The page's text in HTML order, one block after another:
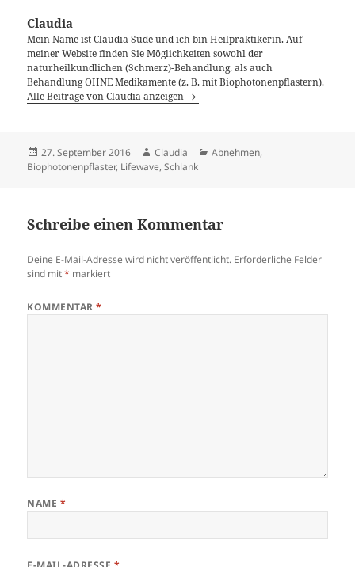
Claudia
Mein Name ist Claudia Sude und ich bin Heilpraktikerin. Auf
meiner Website finden Sie Möglichkeiten sowohl der
naturheilkundlichen (Schmerz)-Behandlung, als auch
Behandlung OHNE Medikamente (z. B. mit Biophotonenpflastern).
Alle Beiträge von Claudia anzeigen
Veröffentlicht
am
27. September 2016 Autor
Claudia Kategorien
Abnehmen,
Biophotonenpflaster, Lifewave,Schlank
Schreibe einen Kommentar
Deine E-Mail-Adresse wird nicht veröffentlicht. Erforderliche Felder
sind mit* markiert
KOMMENTAR*
NAME *